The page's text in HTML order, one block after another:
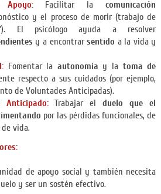
Facilitar lacomunicación
y el proceso de morir (trabajo de
El psicólogo ayuda a resolver
y a encontrarsentido a la vida y
Fomentar la autonomía y la toma de
respecto a sus cuidados (por ejemplo,
de Voluntades Anticipadas).
Trabajar elduelo que el
por las pérdidas funcionales, de
vida.
de apoyo social y también necesita
y ser un sostén efectivo.